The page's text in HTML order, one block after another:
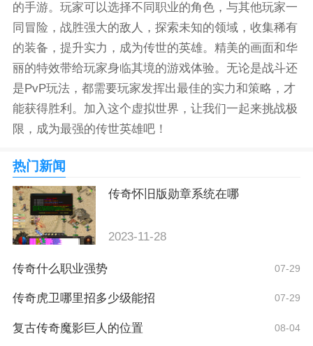
的手游。玩家可以选择不同职业的角色，与其他玩家一
同冒险，战胜强大的敌人，探索未知的领域，收集稀有
的装备，提升实力，成为传世的英雄。精美的画面和华
丽的特效带给玩家身临其境的游戏体验。无论是战斗还
是PvP玩法，都需要玩家发挥出最佳的实力和策略，才
能获得胜利。加入这个虚拟世界，让我们一起来挑战极
限，成为最强的传世英雄吧！
热门新闻
传奇怀旧版勋章系统在哪
2023-11-28
传奇什么职业强势 07-29
传奇虎卫哪里招多少级能招 07-29
复古传奇魔影巨人的位置 08-04